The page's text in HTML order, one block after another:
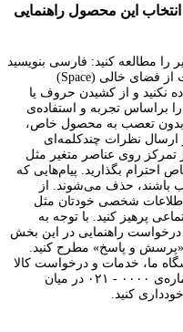
این محصول راهنمایی
را مطالعه کنید: فارسی بنویسید
و از کیبورد فارسی استفاده کنید. بهتر است از فضای خالی (Space)
نکنید و از کشیدن حروف یا
براساس تجربه و استفاده‌ی
بدون تعصب به محصول خاص،
ارسال نظرات چندکلمه‌‌ای
تمرکز روی عناصر متغیر مثل
احترام بگذارید. پیام‌هایی که
باشند، حذف می‌شوند. از
شخصی خودتان مثل
پرهیز کنید. با توجه به
راهنمایی در این بخش
و پاسخ» مطرح کنید.
ما، خدمات و درخواست کالا
را با ایمیل info@yourdomain.com یا با شماره‌ی ۰۰۰۰ - ۰۲۱ در میان
کنید.